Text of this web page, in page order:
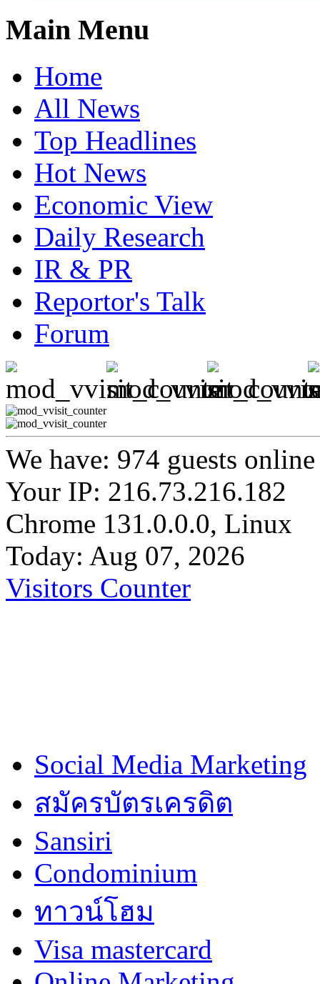
Main Menu
Home
All News
Top Headlines
Hot News
Economic View
Daily Research
IR & PR
Reportor's Talk
Forum
We have: 974 guests online
Your IP: 216.73.216.182
Chrome 131.0.0.0, Linux
Today: Aug 07, 2026
Visitors Counter
Social Media Marketing
สมัครบัตรเครดิต
Sansiri
Condominium
ทาวน์โฮม
Visa mastercard